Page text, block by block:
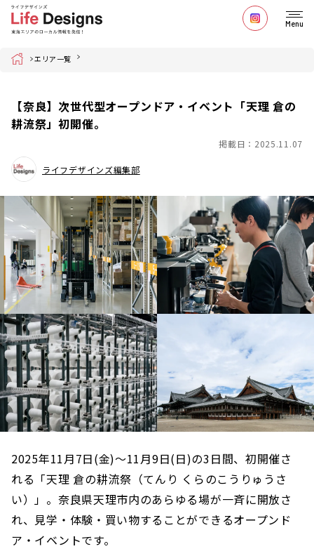
Menu
Home エリア一覧
【奈良】次世代型オープンドア・イベント「天理 倉の
耕流祭」初開催。
掲載日：2025.11.07
ライフデザインズ編集部
2025年11月7日(金)～11月9日(日)の3日間、初開催さ
れる「天理 倉の耕流祭（てんり くらのこうりゅうさ
い）」。奈良県天理市内のあらゆる場が一斉に開放さ
れ、見学・体験・買い物することができるオープンド
ア・イベントです。